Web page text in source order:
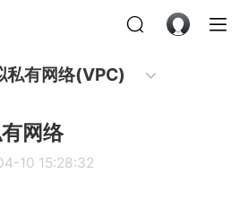
私有网络(VPC)
网络
10 15:28:32